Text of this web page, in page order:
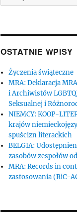
OSTATNIE WPISY
Życzenia świąteczne
MRA: Deklaracja
i Archiwistów
Seksualnej i
NIEMCY: KOOP-
krajów
spuścizn literackich
BELGIA:
zasobów zespołów
MRA: Records in
zastosowania (RiC-